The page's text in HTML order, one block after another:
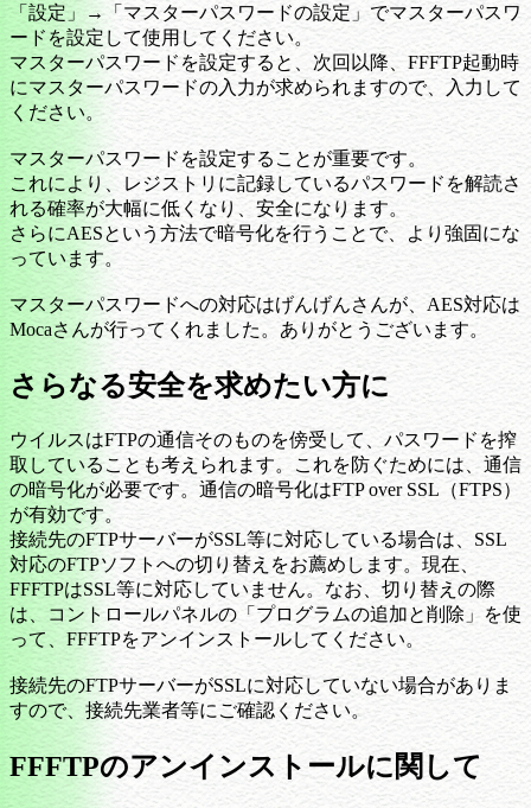
「設定」→「マスターパスワードの設定」でマスターパスワ
ードを設定して使用してください。
マスターパスワードを設定すると、次回以降、FFFTP起動時
にマスターパスワードの入力が求められますので、入力して
ください。
マスターパスワードを設定することが重要です。
これにより、レジストリに記録しているパスワードを解読さ
れる確率が大幅に低くなり、安全になります。
さらにAESという方法で暗号化を行うことで、より強固にな
っています。
マスターパスワードへの対応はげんげんさんが、AES対応は
Mocaさんが行ってくれました。ありがとうございます。
さらなる安全を求めたい方に
ウイルスはFTPの通信そのものを傍受して、パスワードを搾
取していることも考えられます。これを防ぐためには、通信
の暗号化が必要です。通信の暗号化はFTP over SSL（FTPS）
が有効です。
接続先のFTPサーバーがSSL等に対応している場合は、SSL
対応のFTPソフトへの切り替えをお薦めします。現在、
FFFTPはSSL等に対応していません。なお、切り替えの際
は、コントロールパネルの「プログラムの追加と削除」を使
って、FFFTPをアンインストールしてください。
接続先のFTPサーバーがSSLに対応していない場合がありま
すので、接続先業者等にご確認ください。
FFFTPのアンインストールに関して